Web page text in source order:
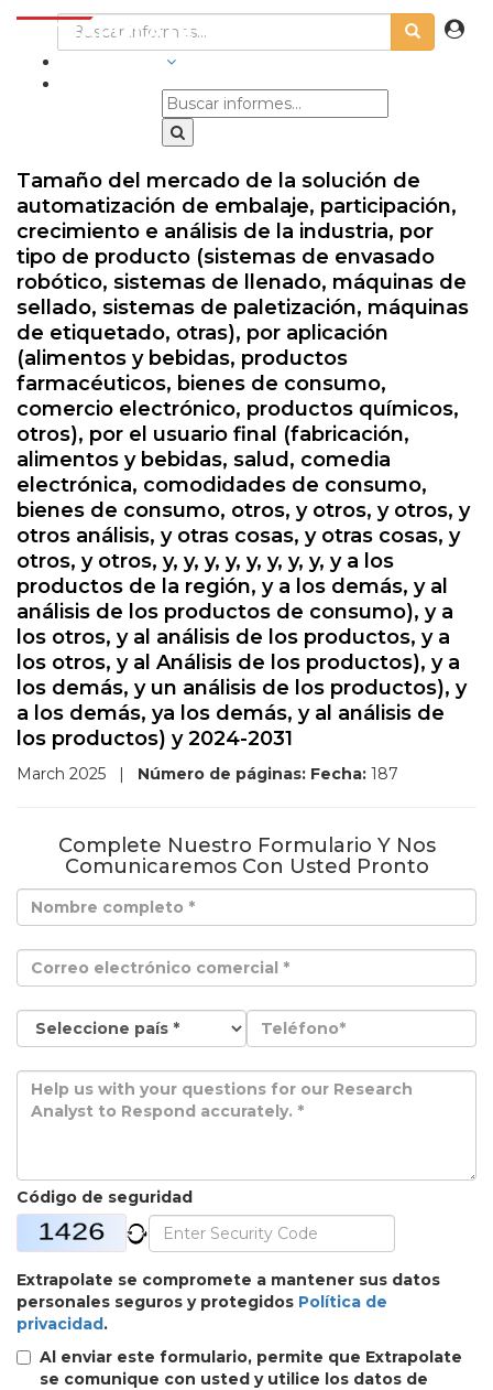
Tamaño del mercado de la solución de
automatización de embalaje, participación,
crecimiento e análisis de la industria, por
tipo de producto (sistemas de envasado
robótico, sistemas de llenado, máquinas de
sellado, sistemas de paletización, máquinas
de etiquetado, otras), por aplicación
(alimentos y bebidas, productos
farmacéuticos, bienes de consumo,
comercio electrónico, productos químicos,
otros), por el usuario final (fabricación,
alimentos y bebidas, salud, comedia
electrónica, comodidades de consumo,
bienes de consumo, otros, y otros, y otros, y
otros análisis, y otras cosas, y otras cosas, y
otros, y otros, y, y, y, y, y, y, y, y, y a los
productos de la región, y a los demás, y al
análisis de los productos de consumo), y a
los otros, y al análisis de los productos, y a
los otros, y al Análisis de los productos), y a
los demás, y un análisis de los productos), y
a los demás, ya los demás, y al análisis de
los productos) y 2024-2031
March 2025 | Número de páginas: Fecha: 187
Complete Nuestro Formulario Y Nos
Comunicaremos Con Usted Pronto
Código de seguridad
Extrapolate se compromete a mantener sus datos
personales seguros y protegidos Política de
privacidad.
Al enviar este formulario, permite que Extrapolate
se comunique con usted y utilice los datos de